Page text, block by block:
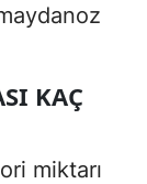
KAÇ
miktarı